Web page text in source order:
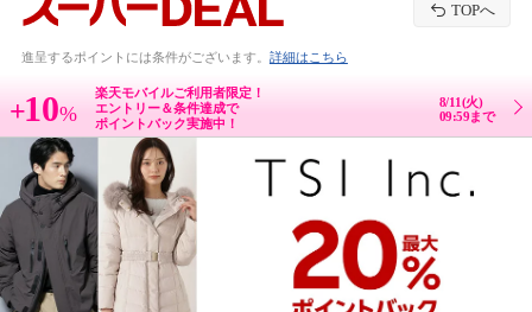
TOPへ
進呈するポイントには条件がございます。 詳細はこちら
+10%
楽天モバイルご利用者限定！
エントリー＆条件達成で
ポイントバック実施中！
8/11(火)
09:59まで